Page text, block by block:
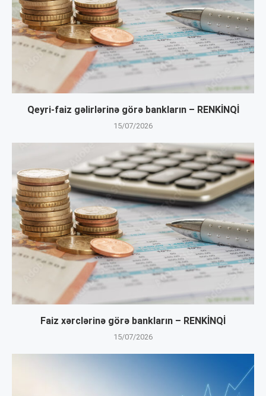
Qeyri-faiz gəlirlərinə görə bankların – RENKİNQİ
15/07/2026
Faiz xərclərinə görə bankların – RENKİNQİ
15/07/2026